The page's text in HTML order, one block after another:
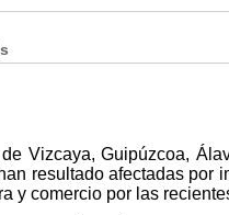
Vizcaya, Guipúzcoa,
resultado afectadas por
y comercio por las